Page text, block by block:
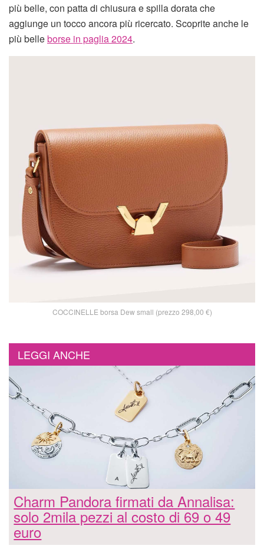
più belle, con patta di chiusura e spilla dorata che
aggiunge un tocco ancora più ricercato. Scoprite anche le
più belleborse in paglia 2024.
COCCINELLE borsa Dew small (prezzo 298,00 €)
LEGGI ANCHE
Charm Pandora firmati da Annalisa:
solo 2mila pezzi al costo di 69 o 49
euro